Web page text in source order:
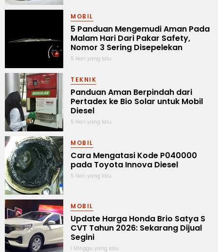
MOBIL
5 Panduan Mengemudi Aman Pada
Malam Hari Dari Pakar Safety,
Nomor 3 Sering Disepelekan
5 Hari yang lalu
TEKNIK
Panduan Aman Berpindah dari
Pertadex ke Bio Solar untuk Mobil
Diesel
5 Hari yang lalu
MOBIL
Cara Mengatasi Kode P040000
pada Toyota Innova Diesel
5 Hari yang lalu
MOBIL
Update Harga Honda Brio Satya S
CVT Tahun 2026: Sekarang Dijual
Segini
1 Minggu yang lalu